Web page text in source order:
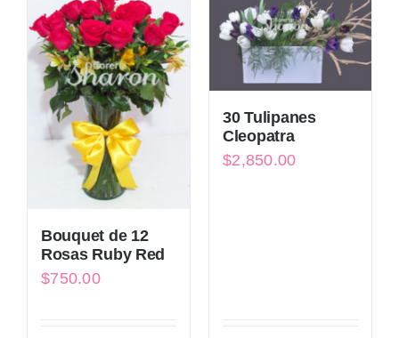
Bouquet de 12
Rosas Ruby Red
$750.00
30 Tulipanes
Cleopatra
$2,850.00